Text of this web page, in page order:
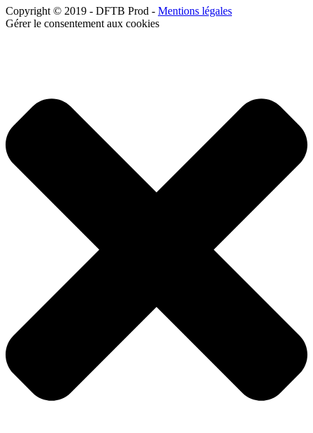
Copyright © 2019 - DFTB Prod - Mentions légales
Gérer le consentement aux cookies